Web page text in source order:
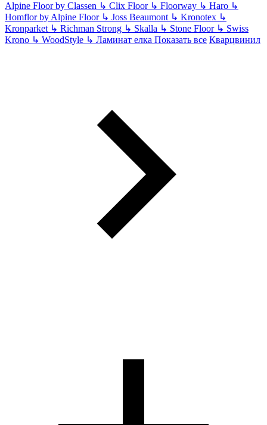
Alpine Floor by Classen ↳ Clix Floor ↳ Floorway ↳ Haro ↳
Homflor by Alpine Floor ↳ Joss Beaumont ↳ Kronotex ↳
Kronparket ↳ Richman Strong ↳ Skalla ↳ Stone Floor ↳ Swiss
Krono ↳ WoodStyle ↳ Ламинат елка Показать все Кварцвинил